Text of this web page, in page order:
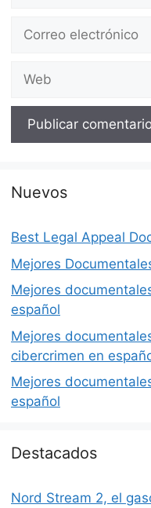
Correo
Web
Nuevos
Best Legal Appeal
Mejores
Mejores
español
Mejores
cibercrimen en
Mejores
español
Destacados
Nord Stream 2, el